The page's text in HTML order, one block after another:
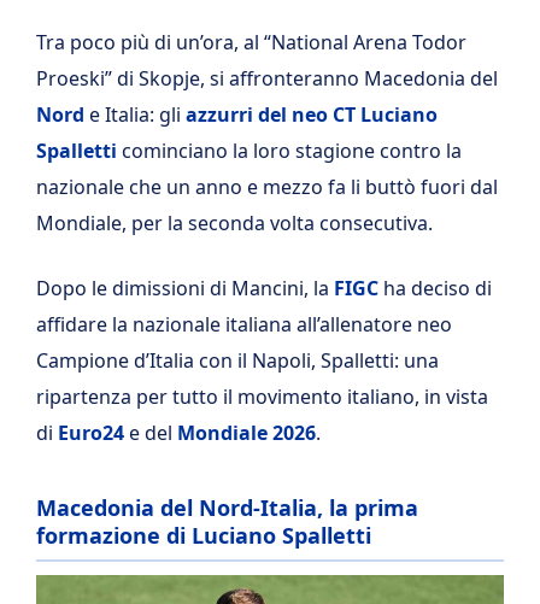
Tra poco più di un’ora, al “National Arena Todor
Proeski” di Skopje, si affronteranno Macedonia del
Nord e Italia: gli azzurri del neo CT Luciano
Spalletti cominciano la loro stagione contro la
nazionale che un anno e mezzo fa li buttò fuori dal
Mondiale, per la seconda volta consecutiva.
Dopo le dimissioni di Mancini, la FIGC ha deciso di
affidare la nazionale italiana all’allenatore neo
Campione d’Italia con il Napoli, Spalletti: una
ripartenza per tutto il movimento italiano, in vista
di Euro24e del Mondiale 2026.
Macedonia del Nord-Italia, la prima
formazione di Luciano Spalletti